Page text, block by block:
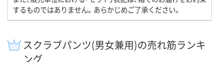
するものではありません。あらかじめご了承ください。
スクラブパンツ(男女兼用)の売れ筋ランキ
ング